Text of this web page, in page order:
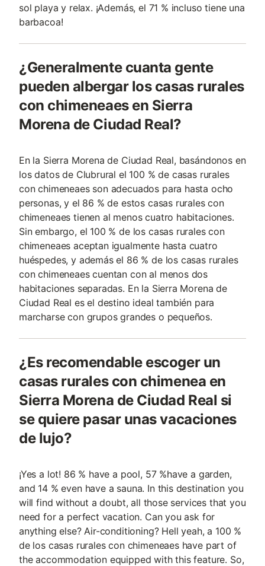
sol playa y relax. ¡Además, el 71 % incluso tiene una
barbacoa!
¿Generalmente cuanta gente
pueden albergar los casas rurales
con chimeneaes en Sierra
Morena de Ciudad Real?
En la Sierra Morena de Ciudad Real, basándonos en
los datos de Clubrural el 100 % de casas rurales
con chimeneaes son adecuados para hasta ocho
personas, y el 86 % de estos casas rurales con
chimeneaes tienen al menos cuatro habitaciones.
Sin embargo, el 100 % de los casas rurales con
chimeneaes aceptan igualmente hasta cuatro
huéspedes, y además el 86 % de los casas rurales
con chimeneaes cuentan con al menos dos
habitaciones separadas. En la Sierra Morena de
Ciudad Real es el destino ideal también para
marcharse con grupos grandes o pequeños.
¿Es recomendable escoger un
casas rurales con chimenea en
Sierra Morena de Ciudad Real si
se quiere pasar unas vacaciones
de lujo?
¡Yes a lot! 86 % have a pool, 57 %have a garden,
and 14 % even have a sauna. In this destination you
will find without a doubt, all those services that you
need for a perfect vacation. Can you ask for
anything else? Air-conditioning? Hell yeah, a 100 %
de los casas rurales con chimeneaes have part of
the accommodation equipped with this feature. So,